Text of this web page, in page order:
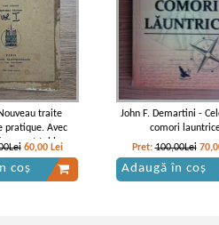
traite
pratique. Avec
et tables
(volumul 1)
60,00 Lei
coș
John F. Demartini -
comori
Pret:100,00Lei
Adaugă în coș